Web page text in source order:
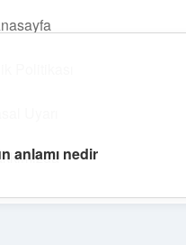
canlandır!
anlamı nedir